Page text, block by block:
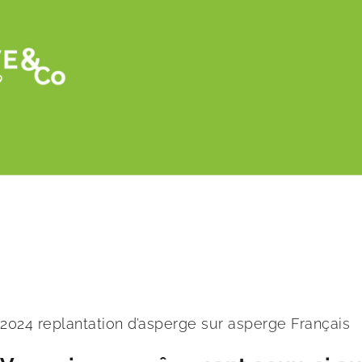
Replantation asperge sur asperge avec
2024 replantation d’asperge sur asperge Français